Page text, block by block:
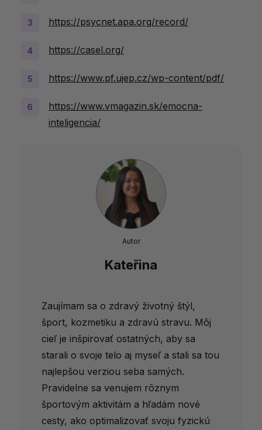
https://psycnet.apa.org/record/
https://casel.org/
https://www.pf.ujep.cz/wp-content/pdf/
https://www.vmagazin.sk/emocna-
inteligencia/
Autor
Kateřina
Zaujímam sa o zdravý životný štýl,
šport, kozmetiku a zdravú stravu. Môj
cieľ je inšpirovať ostatných, aby sa
starali o svoje telo aj myseľ a stali sa tou
najlepšou verziou seba samých.
Pravidelne sa venujem rôznym
športovým aktivitám a hľadám nové
cesty, ako optimalizovať svoju fyzickú